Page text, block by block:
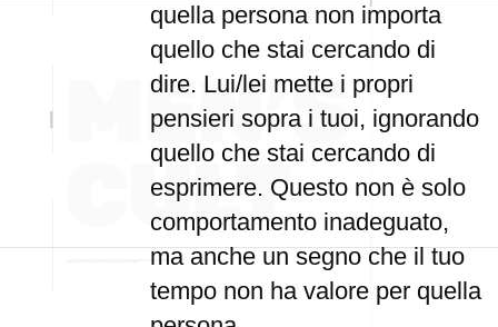
quella persona non importa
quello che stai cercando di
dire. Lui/lei mette i propri
pensieri sopra i tuoi, ignorando
quello che stai cercando di
esprimere. Questo non è solo
comportamento inadeguato,
ma anche un segno che il tuo
tempo non ha valore per quella